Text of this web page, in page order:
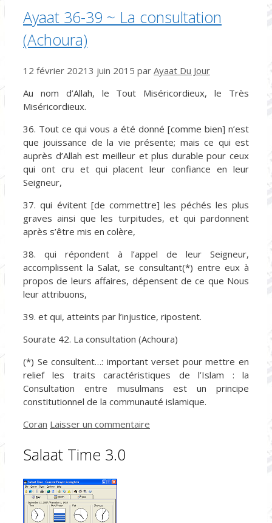
Ayaat 36-39 ~ La consultation
(Achoura)
12 février 2021 3 juin 2015 par Ayaat Du Jour
Au nom d’Allah, le Tout Miséricordieux, le Très
Miséricordieux.
36. Tout ce qui vous a été donné [comme bien] n’est
que jouissance de la vie présente; mais ce qui est
auprès d’Allah est meilleur et plus durable pour ceux
qui ont cru et qui placent leur confiance en leur
Seigneur,
37. qui évitent [de commettre] les péchés les plus
graves ainsi que les turpitudes, et qui pardonnent
après s’être mis en colère,
38. qui répondent à l’appel de leur Seigneur,
accomplissent la Salat, se consultant(*) entre eux à
propos de leurs affaires, dépensent de ce que Nous
leur attribuons,
39. et qui, atteints par l’injustice, ripostent.
Sourate 42. La consultation (Achoura)
(*) Se consultent…: important verset pour mettre en
relief les traits caractéristiques de l’Islam : la
Consultation entre musulmans est un principe
constitutionnel de la communauté islamique.
Catégories
Coran Laisser un commentaire
Salaat Time 3.0